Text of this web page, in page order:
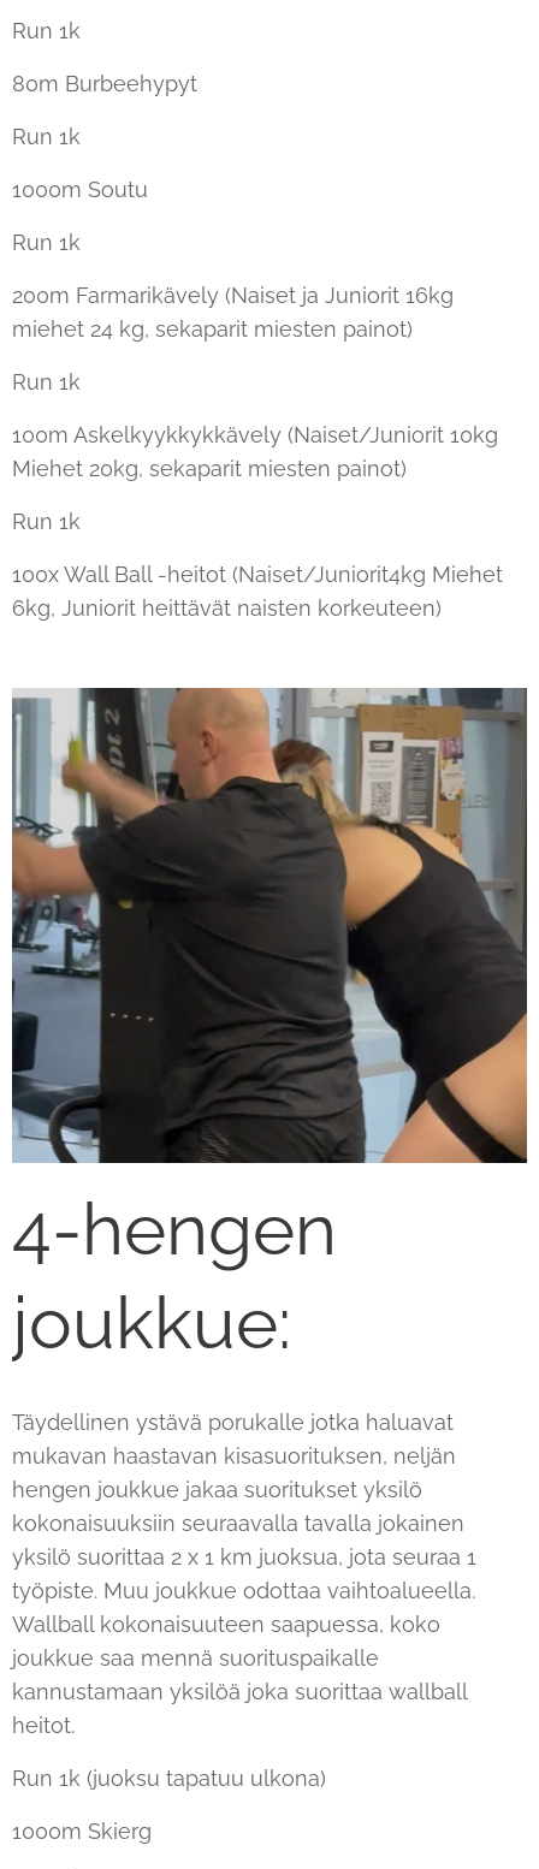
Run 1k
80m Burbeehypyt
Run 1k
1000m Soutu
Run 1k
200m Farmarikävely (Naiset ja Juniorit 16kg
miehet 24 kg, sekaparit miesten painot)
Run 1k
100m Askelkyykkykkävely (Naiset/Juniorit 10kg
Miehet 20kg, sekaparit miesten painot)
Run 1k
100x Wall Ball -heitot (Naiset/Juniorit4kg Miehet
6kg, Juniorit heittävät naisten korkeuteen)
4-hengen
joukkue:
Täydellinen ystävä porukalle jotka haluavat
mukavan haastavan kisasuorituksen, neljän
hengen joukkue jakaa suoritukset yksilö
kokonaisuuksiin seuraavalla tavalla jokainen
yksilö suorittaa 2 x 1 km juoksua, jota seuraa 1
työpiste. Muu joukkue odottaa vaihtoalueella.
Wallball kokonaisuuteen saapuessa, koko
joukkue saa mennä suorituspaikalle
kannustamaan yksilöä joka suorittaa wallball
heitot.
Run 1k (juoksu tapatuu ulkona)
1000m Skierg